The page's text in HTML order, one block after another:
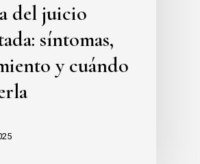
del juicio
síntomas,
y cuándo